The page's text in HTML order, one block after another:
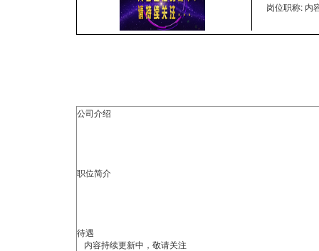
岗位职称: 内
公司介绍
职位简介
待遇
内容持续更新中，敬请关注